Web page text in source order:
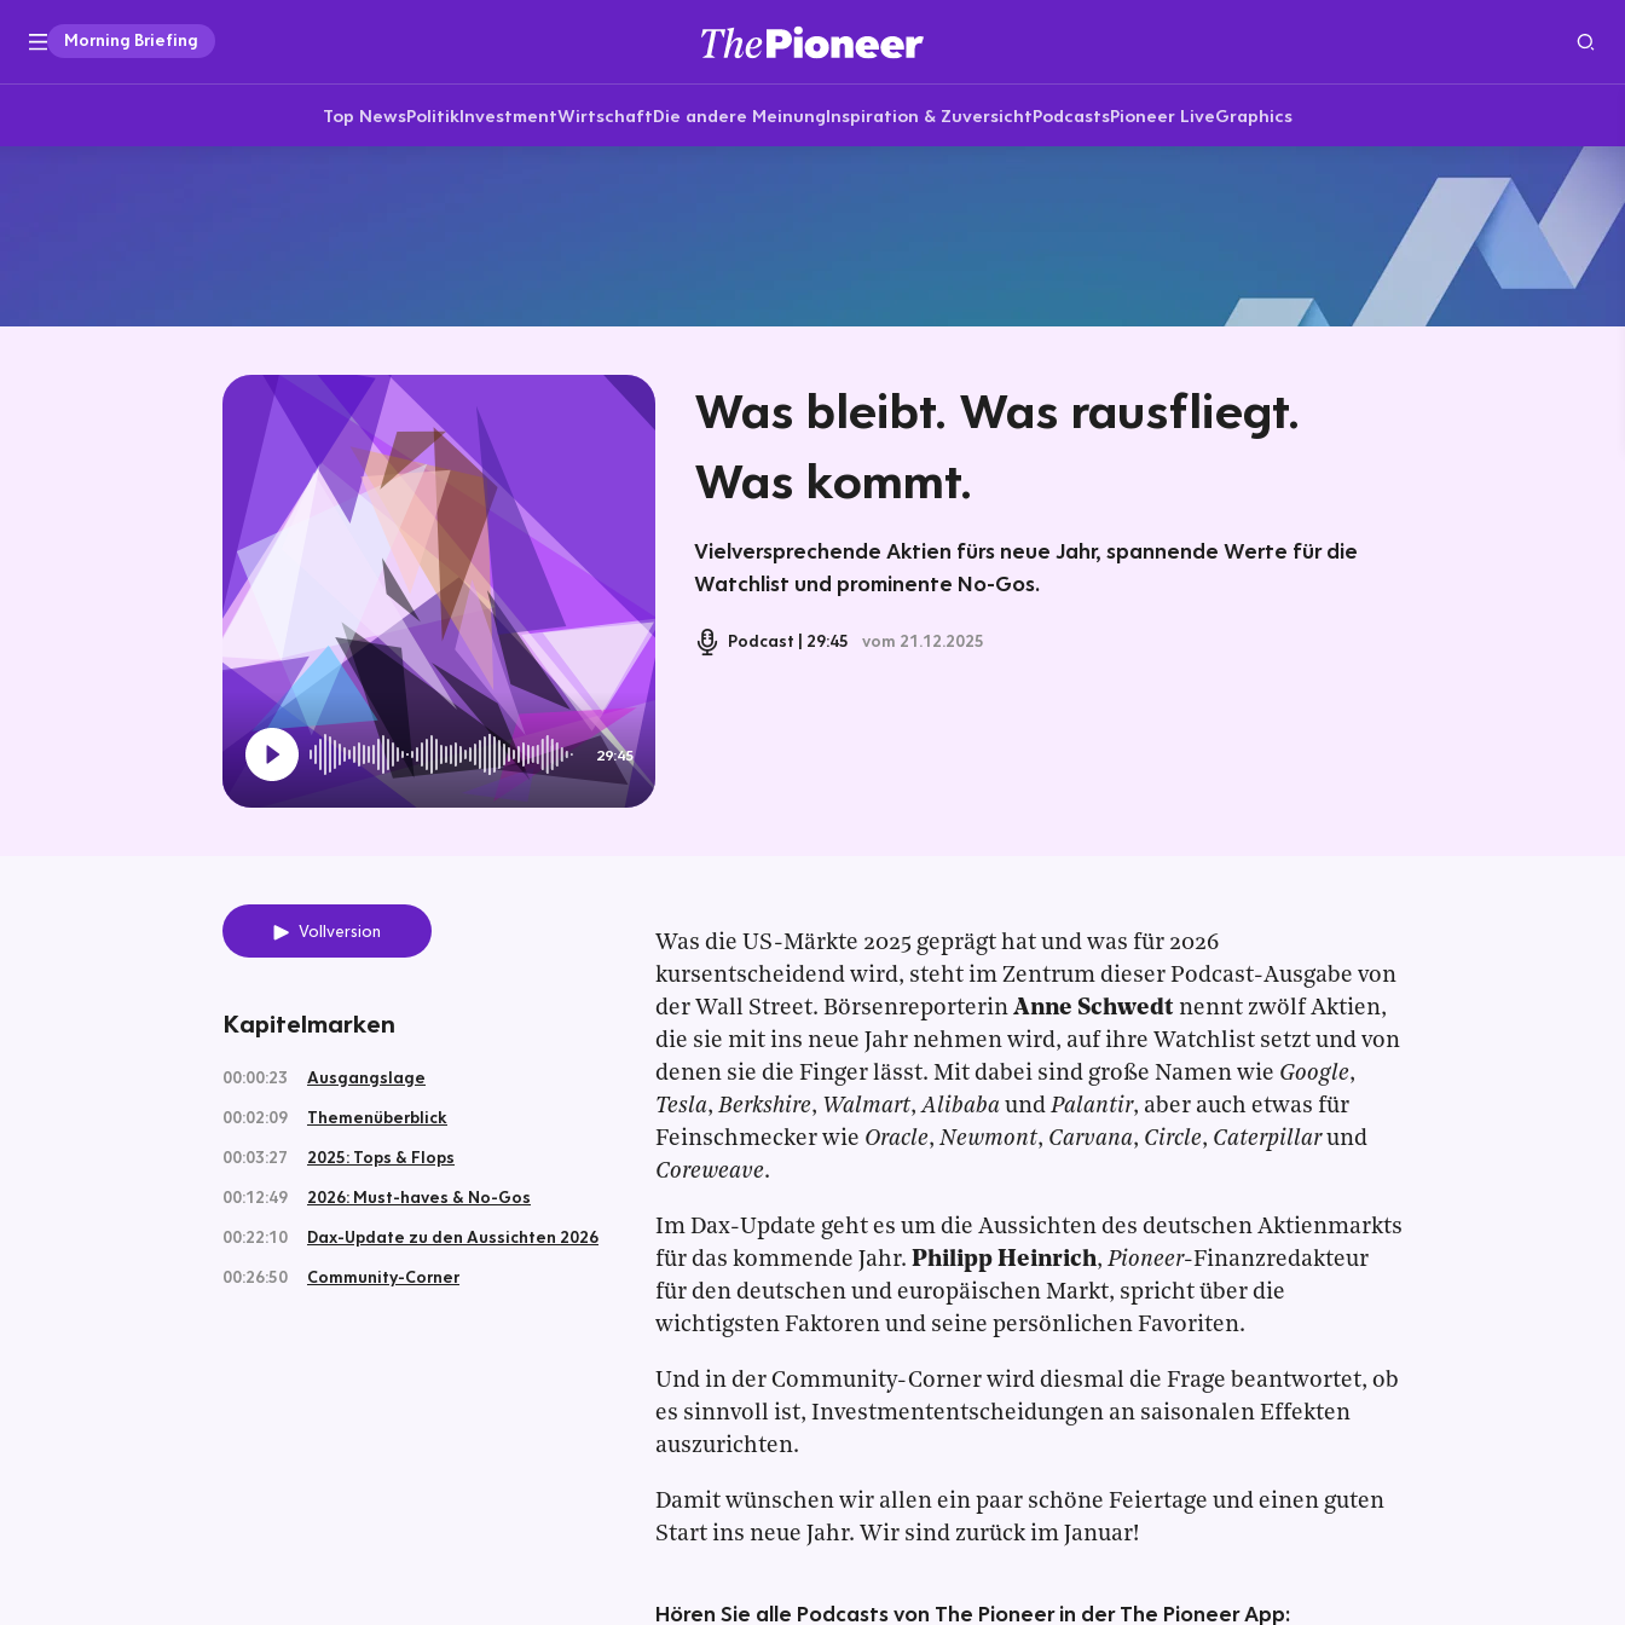
Morning Briefing
Top NewsPolitikInvestmentWirtschaftDie andere MeinungInspiration & ZuversichtPodcastsPioneer LiveGraphics
29:45
Was bleibt. Was rausfliegt.
Was kommt.
Vielversprechende Aktien fürs neue Jahr, spannende Werte für die
Watchlist und prominente No-Gos.
Podcast 29:45 vom 21.12.2025
Vollversion
Kapitelmarken
00:00:23
Ausgangslage
00:02:09
Themenüberblick
00:03:27
2025: Tops & Flops
00:12:49
2026: Must-haves & No-Gos
00:22:10
Dax-Update zu den Aussichten 2026
00:26:50
Community-Corner
Was die US-Märkte 2025 geprägt hat und was für 2026
kursentscheidend wird, steht im Zentrum dieser Podcast-Ausgabe von
der Wall Street. Börsenreporterin Anne Schwedt nennt zwölf Aktien,
die sie mit ins neue Jahr nehmen wird, auf ihre Watchlist setzt und von
denen sie die Finger lässt. Mit dabei sind große Namen wie Google,
Tesla, Berkshire, Walmart,Alibaba und Palantir, aber auch etwas für
Feinschmecker wie Oracle, Newmont, Carvana, Circle, Caterpillarund
Coreweave.
Im Dax-Update geht es um die Aussichten des deutschen Aktienmarkts
für das kommende Jahr. Philipp Heinrich, Pioneer-Finanzredakteur
für den deutschen und europäischen Markt, spricht über die
wichtigsten Faktoren und seine persönlichen Favoriten.
Und in der Community-Corner wird diesmal die Frage beantwortet, ob
es sinnvoll ist, Investmententscheidungen an saisonalen Effekten
auszurichten.
Damit wünschen wir allen ein paar schöne Feiertage und einen guten
Start ins neue Jahr. Wir sind zurück im Januar!
Hören Sie alle Podcasts von The Pioneer in der The Pioneer App: